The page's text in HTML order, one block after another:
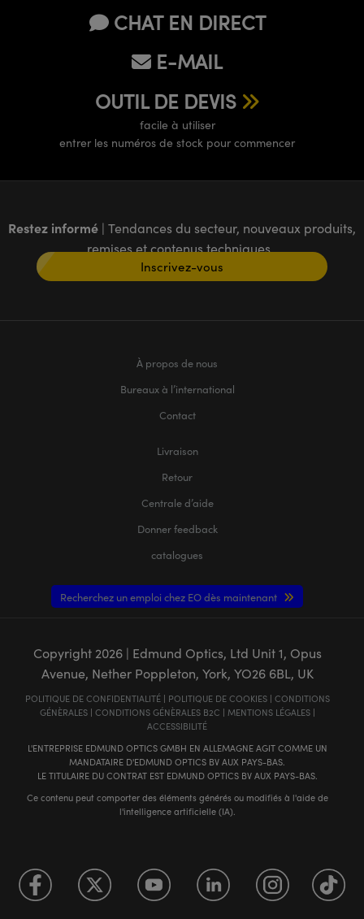
CHAT EN DIRECT
E-MAIL
OUTIL DE DEVIS
facile à utiliser
entrer les numéros de stock pour commencer
Restez informé | Tendances du secteur, nouveaux produits,
remises et contenus techniques
Inscrivez-vous
À propos de nous
Bureaux à l’international
Contact
Livraison
Retour
Centrale d’aide
Donner feedback
catalogues
Recherchez un emploi chez EO dès maintenant
Copyright 2026| Edmund Optics, Ltd Unit 1, Opus
Avenue, Nether Poppleton, York, YO26 6BL, UK
POLITIQUE DE CONFIDENTIALITÉ| POLITIQUE DE COOKIES| CONDITIONS
GÉNÈRALES| CONDITIONS GÉNÈRALES B2C | MENTIONS LÉGALES|
ACCESSIBILITÉ
L'ENTREPRISE EDMUND OPTICS GMBH EN ALLEMAGNE AGIT COMME UN
MANDATAIRE D'EDMUND OPTICS BV AUX PAYS-BAS.
LE TITULAIRE DU CONTRAT EST EDMUND OPTICS BV AUX PAYS-BAS.
Ce contenu peut comporter des éléments générés ou modifiés à l'aide de
l'intelligence artificielle (IA).